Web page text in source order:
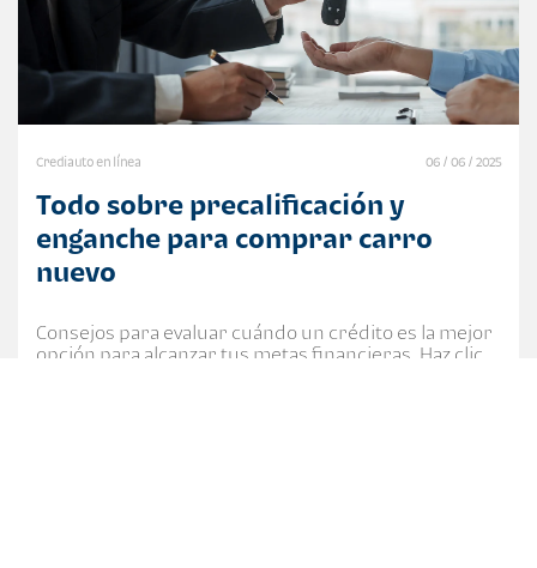
Crediauto en línea 06 / 06 / 2025
Todo sobre precalificación y
enganche para comprar carro
nuevo
Consejos para evaluar cuándo un crédito es la mejor
opción para alcanzar tus metas financieras. Haz clic